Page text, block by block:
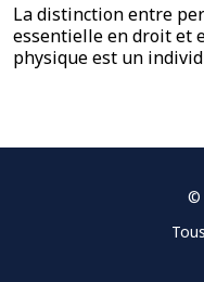
La distinction entre
essentielle en droit et
physique est un
©